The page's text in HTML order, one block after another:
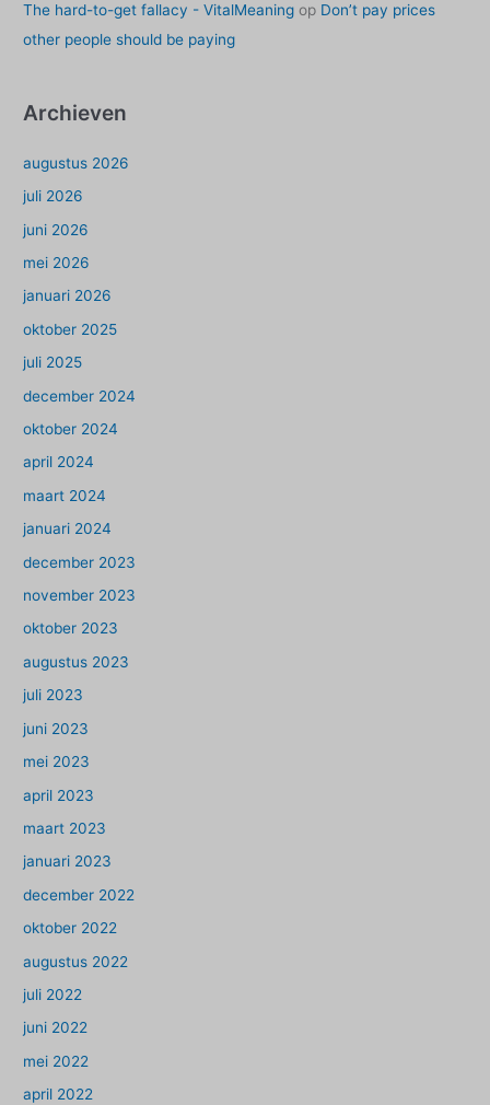
The hard-to-get fallacy - VitalMeaning op Don’t pay prices
other people should be paying
Archieven
augustus 2026
juli 2026
juni 2026
mei 2026
januari 2026
oktober 2025
juli 2025
december 2024
oktober 2024
april 2024
maart 2024
januari 2024
december 2023
november 2023
oktober 2023
augustus 2023
juli 2023
juni 2023
mei 2023
april 2023
maart 2023
januari 2023
december 2022
oktober 2022
augustus 2022
juli 2022
juni 2022
mei 2022
april 2022